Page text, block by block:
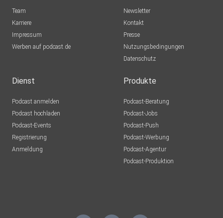
Team
Karriere
Impressum
Werben auf podcast.de
Newsletter
Kontakt
Presse
Nutzungsbedingungen
Datenschutz
Dienst
Podcast anmelden
Podcast hochladen
Podcast-Events
Registrierung
Anmeldung
Produkte
Podcast-Beratung
Podcast-Jobs
Podcast-Push
Podcast-Werbung
Podcast-Agentur
Podcast-Produktion